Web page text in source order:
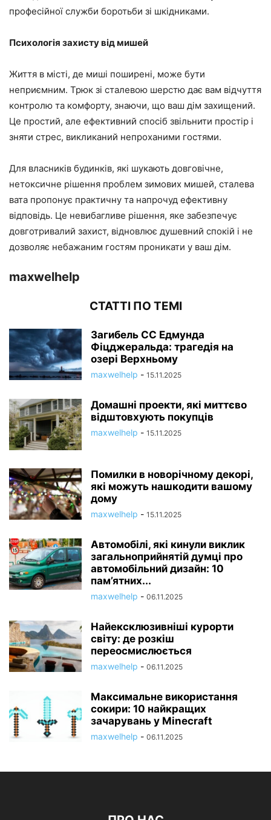
професійної служби боротьби зі шкідниками.
Психологія захисту від мишей
Життя в місті, де миші поширені, може бути
неприємним. Трюк зі сталевою шерстю дає вам відчуття
контролю та комфорту, знаючи, що ваш дім захищений.
Це простий, але ефективний спосіб звільнити простір і
зняти стрес, викликаний непроханими гостями.
Для власників будинків, які шукають довговічне,
нетоксичне рішення проблем зимових мишей, сталева
вата пропонує практичну та напрочуд ефективну
відповідь. Це невибагливе рішення, яке забезпечує
довготривалий захист, відновлює душевний спокій і не
дозволяє небажаним гостям проникати у ваш дім.
maxwelhelp
СТАТТІ ПО ТЕМІ
Загибель СС Едмунда
Фіцджеральда: трагедія на
озері Верхньому
maxwelhelp - 15.11.2025
Домашні проекти, які миттєво
відштовхують покупців
maxwelhelp - 15.11.2025
Помилки в новорічному декорі,
які можуть нашкодити вашому
дому
maxwelhelp - 15.11.2025
Автомобілі, які кинули виклик
загальноприйнятій думці про
автомобільний дизайн: 10
пам’ятних...
maxwelhelp - 06.11.2025
Найексклюзивніші курорти
світу: де розкіш
переосмислюється
maxwelhelp - 06.11.2025
Максимальне використання
сокири: 10 найкращих
зачарувань у Minecraft
maxwelhelp - 06.11.2025